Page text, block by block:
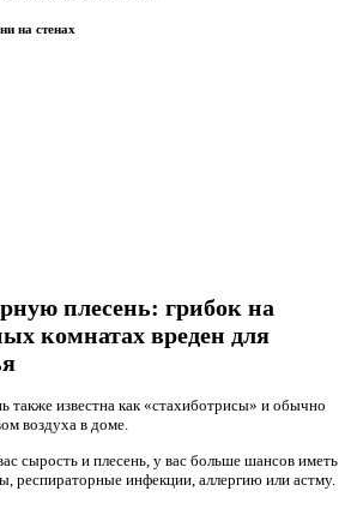
на стенах
плесень: грибок на
комнатах вреден для
также известна как «стахиботрисы» и обычно
воздуха в доме.
сырость и плесень, у вас больше шансов иметь
респираторные инфекции, аллергию или астму.